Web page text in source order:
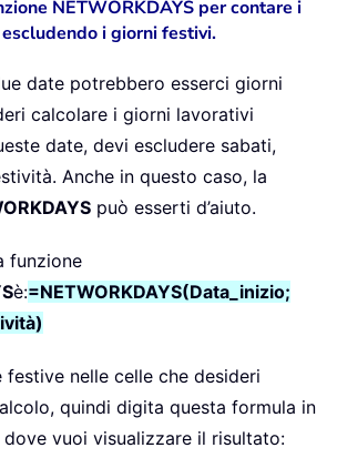
NETWORKDAYS per contare i
i giorni festivi.
date potrebbero esserci giorni
calcolare i giorni lavorativi
date, devi escludere sabati,
Anche in questo caso, la
può esserti d’aiuto.
funzione
è:=NETWORKDAYS(Data_inizio;
festive nelle celle che desideri
quindi digita questa formula in
vuoi visualizzare il risultato: